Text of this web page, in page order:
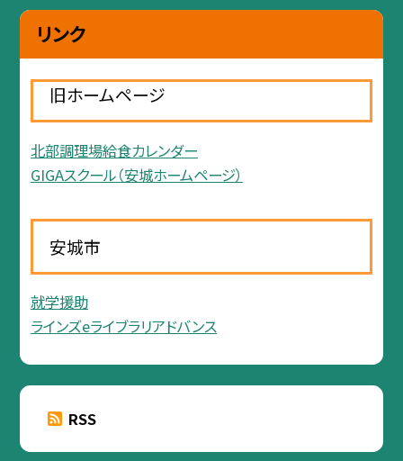
リンク
旧ホームページ
北部調理場給食カレンダー
GIGAスクール（安城ホームページ）
安城市
就学援助
ラインズeライブラリアドバンス
RSS